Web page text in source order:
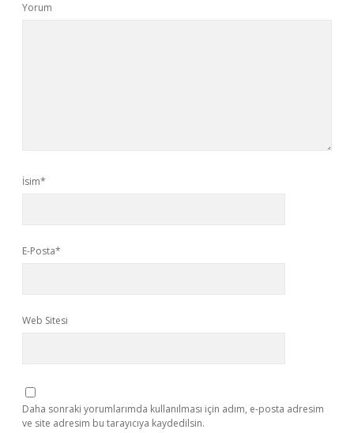
Yorum
İsim*
E-Posta*
Web Sitesi
Daha sonraki yorumlarımda kullanılması için adım, e-posta adresim
ve site adresim bu tarayıcıya kaydedilsin.